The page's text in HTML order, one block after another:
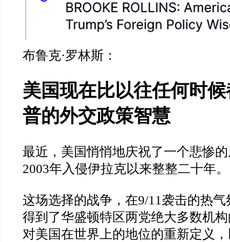
布鲁克·罗林斯：
美国现在比以往任何时
普的外交政策智慧
最近，美国悄悄地庆祝了一个悲惨
2003年入侵伊拉克以来整整二十年。
这场选择的战争，在9/11 袭击的热
得到了华盛顿特区两党绝大多数机
对美国在世界上的地位的重新定义